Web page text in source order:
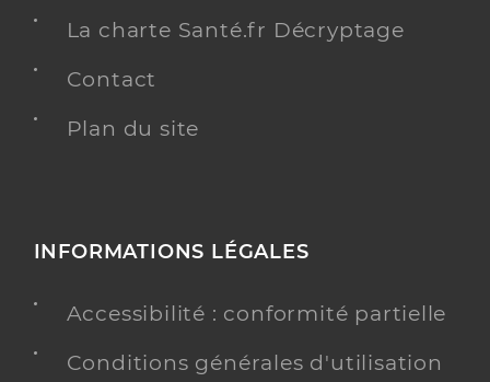
La charte Santé.fr Décryptage
Contact
Plan du site
INFORMATIONS LÉGALES
Accessibilité : conformité partielle
Conditions générales d'utilisation